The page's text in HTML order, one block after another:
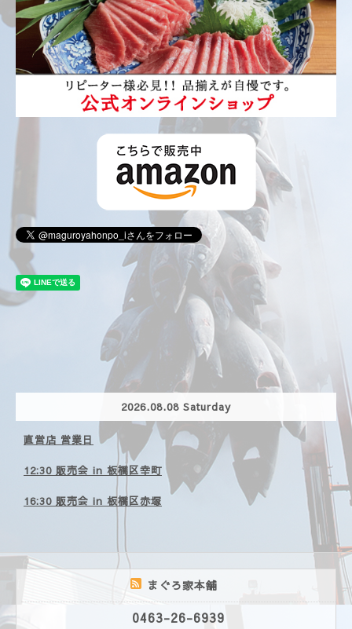
2026.08.08 Saturday
直営店 営業日
12:30 販売会 in 板橋区幸町
16:30 販売会 in 板橋区赤塚
まぐろ家本舗
0463-26-6939